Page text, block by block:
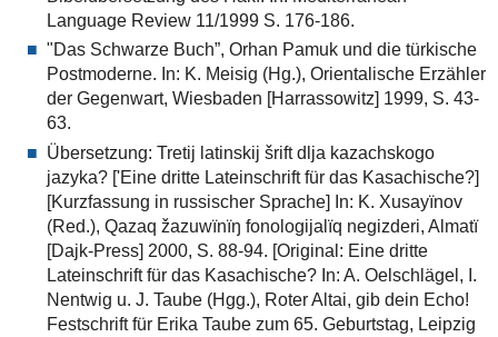
Language Review 11/1999 S. 176-186.
"Das Schwarze Buch”, Orhan Pamuk und die türkische
Postmoderne. In: K. Meisig (Hg.), Orientalische Erzähler
der Gegenwart, Wiesbaden [Harrassowitz] 1999, S. 43-
63.
Übersetzung: Tretij latinskij šrift dlja kazachskogo
jazyka? ['Eine dritte Lateinschrift für das Kasachische?]
[Kurzfassung in russischer Sprache] In: K. Xusayïnov
(Red.), Qazaq žazuwïnïŋ fonologijalïq negizderi, Almatï
[Dajk-Press] 2000, S. 88-94. [Original: Eine dritte
Lateinschrift für das Kasachische? In: A. Oelschlägel, I.
Nentwig u. J. Taube (Hgg.), Roter Altai, gib dein Echo!
Festschrift für Erika Taube zum 65. Geburtstag, Leipzig